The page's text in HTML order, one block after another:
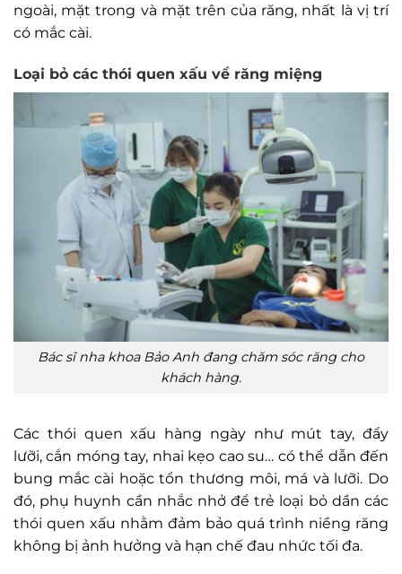
ngoài, mặt trong và mặt trên của răng, nhất là vị trí
có mắc cài.
Loại bỏ các thói quen xấu về răng miệng
Bác sĩ nha khoa Bảo Anh đang chăm sóc răng cho
khách hàng.
Các thói quen xấu hàng ngày như mút tay, đẩy
lưỡi, cắn móng tay, nhai kẹo cao su… có thể dẫn đến
bung mắc cài hoặc tổn thương môi, má và lưỡi. Do
đó, phụ huynh cần nhắc nhở để trẻ loại bỏ dần các
thói quen xấu nhằm đảm bảo quá trình niềng răng
không bị ảnh hưởng và hạn chế đau nhức tối đa.